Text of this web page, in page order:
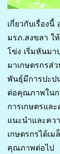
เกี่ยวกับเรื่อง
มรภ.สงขลา ใ
โข่ง เริ่มหันม
มาเกษตรกรส่
พันธุ์มีการปะป
ต่อคุณภาพในก
การเกษตรแล
แนะนำและคว
เกษตรกรได้เ
คุณภาพต่อไป